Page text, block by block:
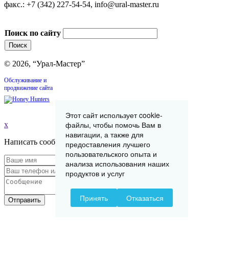
факс.: +7 (342) 227-54-54, info@ural-master.ru
Поиск по сайту
© 2026, “Урал-Мастер”
Обслуживание и
продвижение сайта
x
Написать сообщение
Отправить
Этот сайт использует cookie-
файлы, чтобы помочь Вам в
навигации, а также для
предоставления лучшего
пользовательского опыта и
анализа использования наших
продуктов и услуг
Принять Отказаться